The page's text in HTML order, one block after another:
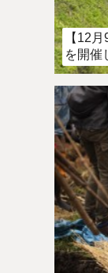
【12
を開催